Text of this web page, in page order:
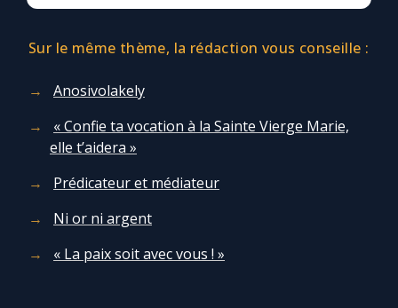
Sur le même thème, la rédaction vous conseille :
Anosivolakely
« Confie ta vocation à la Sainte Vierge Marie,
elle t’aidera »
Prédicateur et médiateur
Ni or ni argent
« La paix soit avec vous ! »